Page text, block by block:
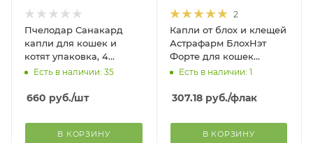
Пчелодар Санакард
капли для кошек и
котят упаковка, 4
пипетки
Есть в наличии: 35
660 руб./шт
В КОРЗИНУ
2
Капли от блох и клещей
Астрафарм БлохНэт
Форте для кошек
пипетка, 0,5 мл
Есть в наличии: 1
307.18руб./флак
В КОРЗИНУ